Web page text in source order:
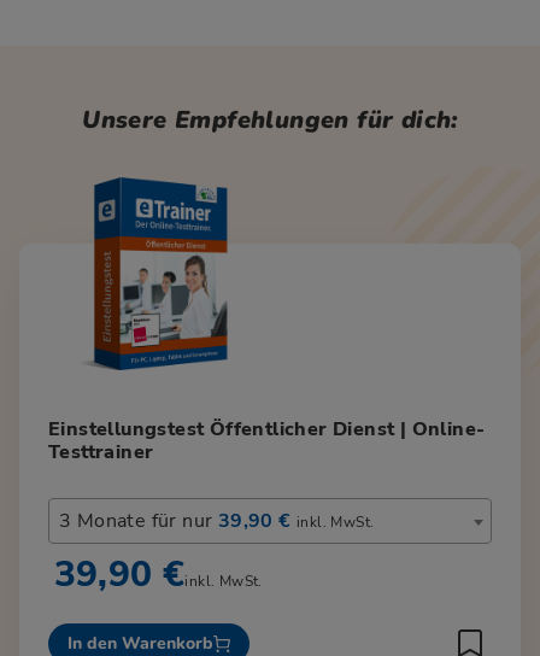
Unsere Empfehlungen für dich:
Einstellungstest Öffentlicher Dienst | Online-
Testtrainer
3 Monate für nur 39,90 € inkl. MwSt.
39,90 €inkl. MwSt.
In den Warenkorb